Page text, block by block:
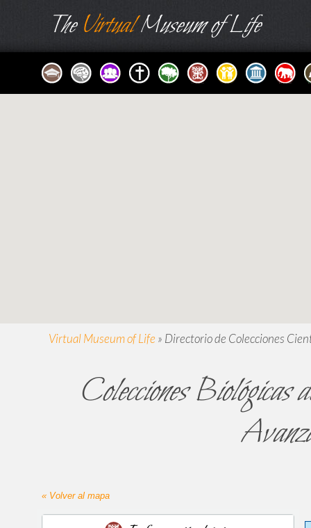
TheVirtualMuseum of Life
Virtual Museum of Life » Directorio de Colecciones
Colecciones
« Volver al mapa